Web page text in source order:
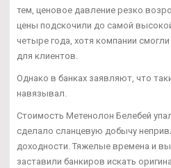
тем, ценовое давление резко
цены подскочили до самой
четыре года, хотя компании
для клиентов.
Однако в банках заявляют, что
навязывал.
Стоимость Метенолон Белебей
сделало сланцевую добычу
доходности. Тяжелые времена и
заставили банкиров искать